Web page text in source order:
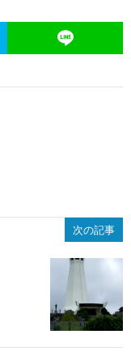
次の記事